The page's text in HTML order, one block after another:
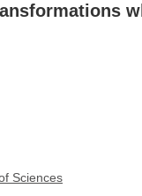
Sciences